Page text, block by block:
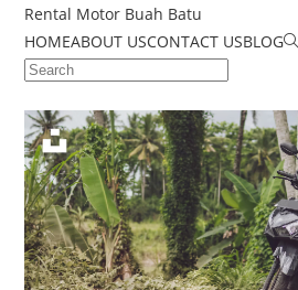
Rental Motor Buah Batu
HOMEABOUT USCONTACT USBLOG